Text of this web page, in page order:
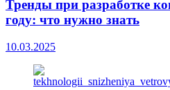
Тренды при разработке
году: что нужно знать
10.03.2025